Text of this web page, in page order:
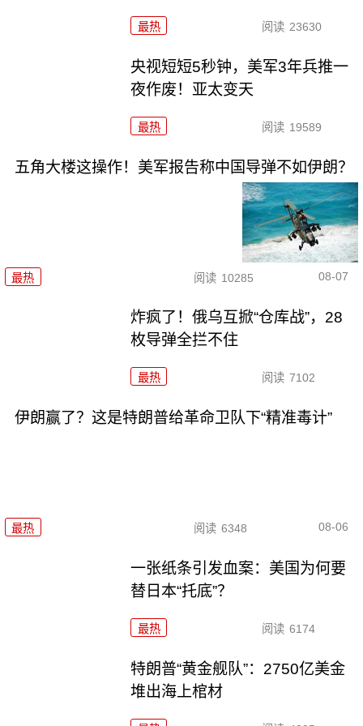
最热 阅读 23630
央视短短5秒钟，美军3年兵推一
夜作废！亚太变天
最热 阅读 19589
五角大楼这操作！美军报告称中国导弹不如伊朗？
最热 阅读 10285 08-07
炸疯了！俄乌互掀“仓库战”，28
枚导弹全拦不住
最热 阅读 7102
伊朗赢了？这是特朗普给革命卫队下“精准毒计”
最热 阅读 6348 08-06
一张纸条引发血案：美国为何要
替日本“托底”？
最热 阅读 6174
特朗普“黄金舰队”：2750亿美金
堆出海上棺材